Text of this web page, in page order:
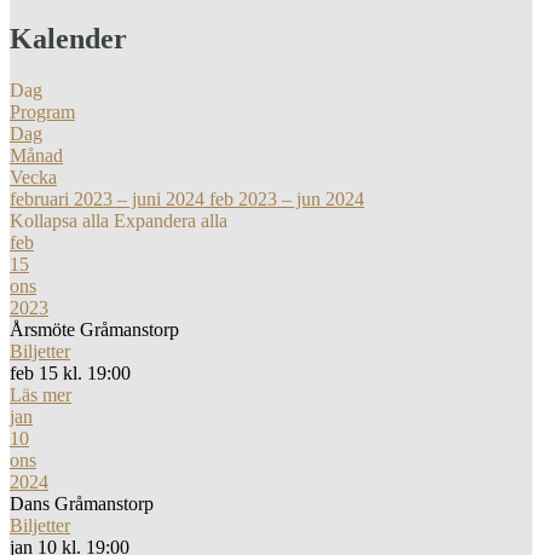
Kalender
Dag
Program
Dag
Månad
Vecka
februari 2023 – juni 2024 feb 2023 – jun 2024
Kollapsa alla Expandera alla
feb
15
ons
2023
Årsmöte Gråmanstorp
Biljetter
feb 15 kl. 19:00
Läs mer
jan
10
ons
2024
Dans Gråmanstorp
Biljetter
jan 10 kl. 19:00